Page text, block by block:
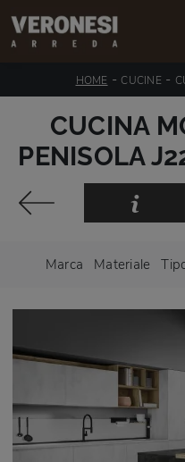
HOME - CUCINE -
CUCINA
PENISOLA
Marca Materiale